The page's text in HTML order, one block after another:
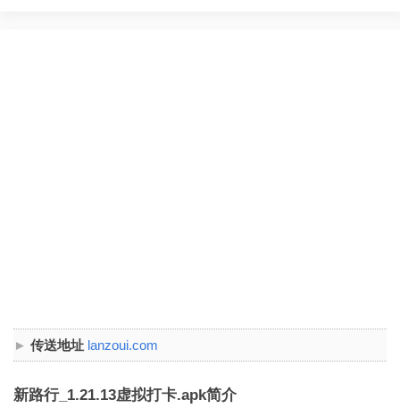
传送地址 lanzoui.com
新路行_1.21.13虚拟打卡.apk简介